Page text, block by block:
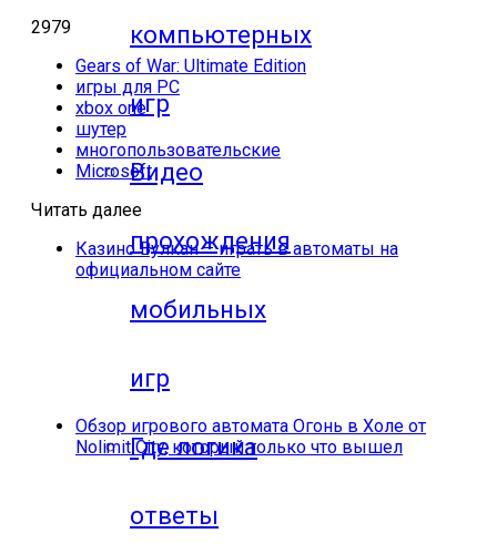
компьютерных
игр
Видео
прохождения
мобильных
игр
Где логика
ответы
2979
Gears of War: Ultimate Edition
игры для PC
xbox one
шутер
многопользовательские
Microsoft
Читать далее
Казино Вулкан – играть в автоматы на
официальном сайте
Обзор игрового автомата Огонь в Холе от
Nolimit City, который только что вышел